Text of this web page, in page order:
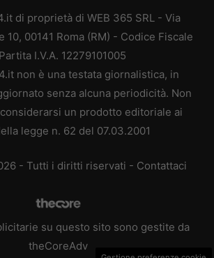
di proprietà di WEB 365 SRL - Via
10, 00141 Roma (RM) - Codice Fiscale
I.V.A. 12279101005
non è una testata giornalistica, in
senza alcuna periodicità. Non
un prodotto editoriale ai
legge n. 62 del 07.03.2001
- Tutti i diritti riservati - Contattaci
su questo sito sono gestite da
theCoreAdv